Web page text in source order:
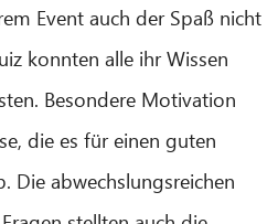
Event auch der Spaß nicht
konnten alle ihr Wissen
Besondere Motivation
die es für einen guten
Die abwechslungsreichen